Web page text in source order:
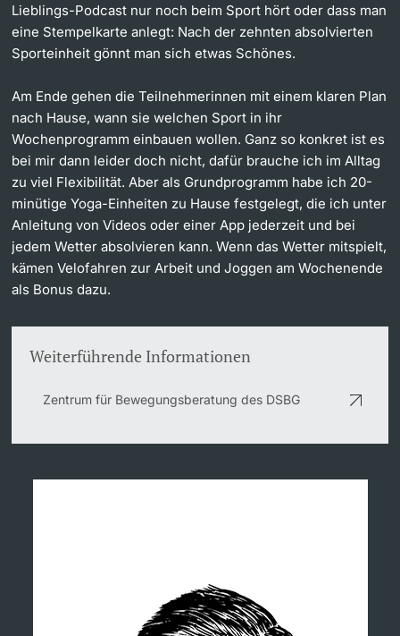
Lieblings-Podcast nur noch beim Sport hört oder dass man
eine Stempelkarte anlegt: Nach der zehnten absolvierten
Sporteinheit gönnt man sich etwas Schönes.
Am Ende gehen die Teilnehmerinnen mit einem klaren Plan
nach Hause, wann sie welchen Sport in ihr
Wochenprogramm einbauen wollen. Ganz so konkret ist es
bei mir dann leider doch nicht, dafür brauche ich im Alltag
zu viel Flexibilität. Aber als Grundprogramm habe ich 20-
minütige Yoga-Einheiten zu Hause festgelegt, die ich unter
Anleitung von Videos oder einer App jederzeit und bei
jedem Wetter absolvieren kann. Wenn das Wetter mitspielt,
kämen Velofahren zur Arbeit und Joggen am Wochenende
als Bonus dazu.
Weiterführende Informationen
Zentrum für Bewegungsberatung des DSBG